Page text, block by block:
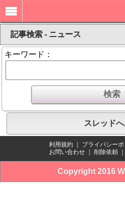
記事検索 - ニュース
キーワード：
スレッド
利用規約 プライバシー
お問い合わせ
削除依頼
Copyright 2016